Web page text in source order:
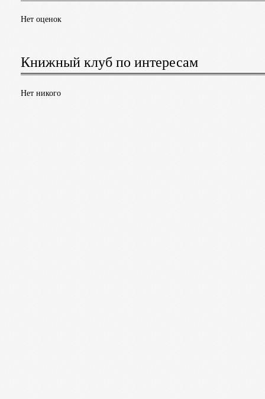
Нет оценок
Книжный клуб по интересам
Нет никого